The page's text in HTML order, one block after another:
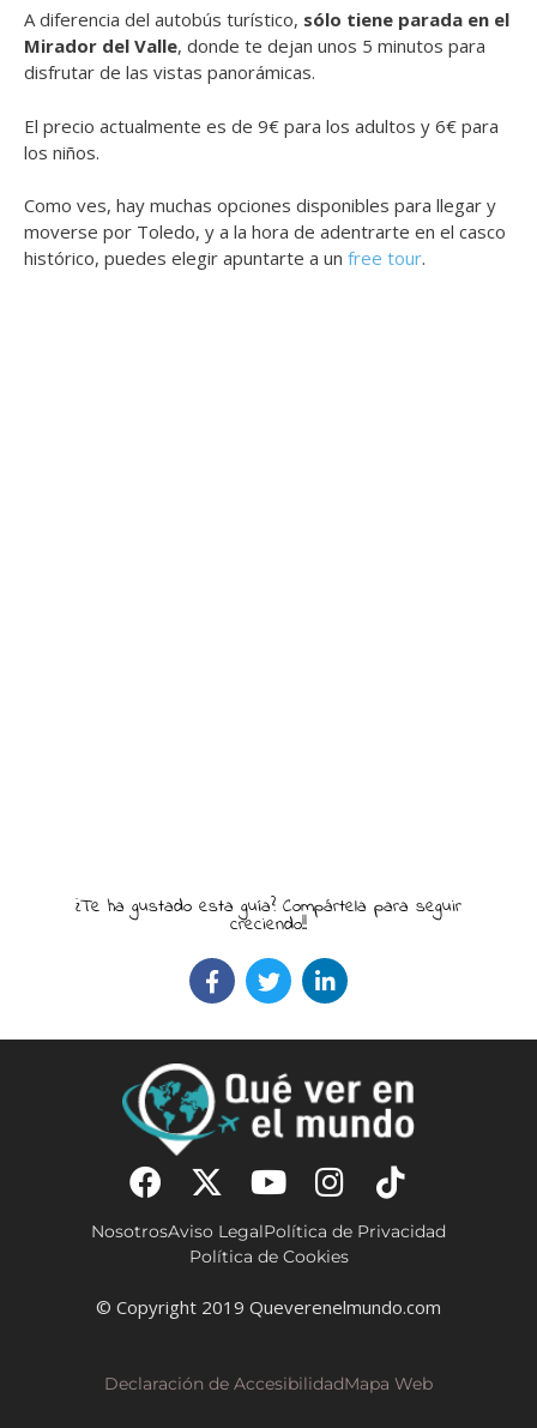
A diferencia del autobús turístico, sólo tiene parada en el
Mirador del Valle, donde te dejan unos 5 minutos para
disfrutar de las vistas panorámicas.
El precio actualmente es de 9€ para los adultos y 6€ para
los niños.
Como ves, hay muchas opciones disponibles para llegar y
moverse por Toledo, y a la hora de adentrarte en el casco
histórico, puedes elegir apuntarte a un free tour.
¿Te ha gustado esta guía? Compártela para seguir
creciendo!!
NosotrosAviso LegalPolítica de Privacidad
Política de Cookies
© Copyright 2019 Queverenelmundo.com
Declaración de AccesibilidadMapa Web